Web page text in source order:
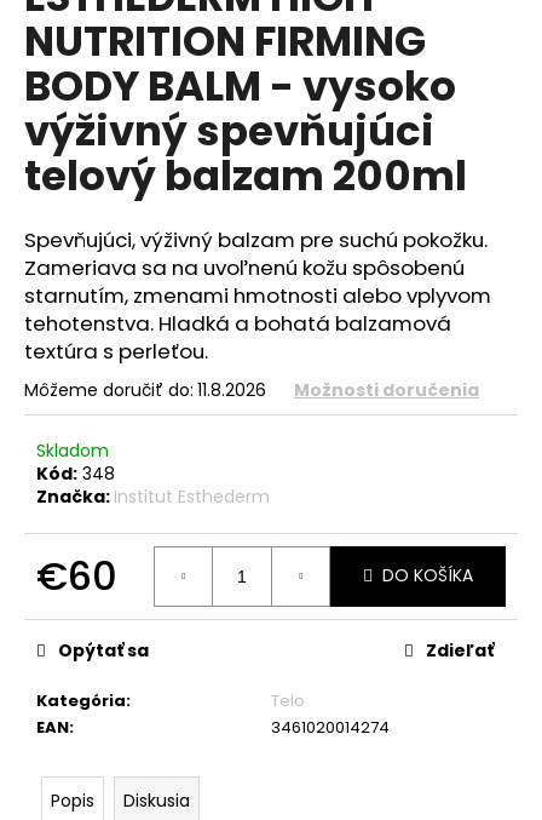
0,0
5
hviezdičiek.
NUTRITION FIRMING
BODY BALM - vysoko
výživný spevňujúci
telový balzam 200ml
Spevňujúci, výživný balzam pre suchú pokožku.
Zameriava sa na uvoľnenú kožu spôsobenú
starnutím, zmenami hmotnosti alebo vplyvom
tehotenstva. Hladká a bohatá balzamová
textúra s perleťou.
Môžeme doručiť do: 11.8.2026 Možnosti doručenia
Skladom
Kód: 348
Značka: Institut Esthederm
€60
cena:
DO KOŠÍKA
Kategória:
Telo
EAN: 3461020014274
Opýtať sa Zdieľať
Popis Diskusia
á
j
s
ť
?
HĽADAŤ
O
d
p
o
a
m
e